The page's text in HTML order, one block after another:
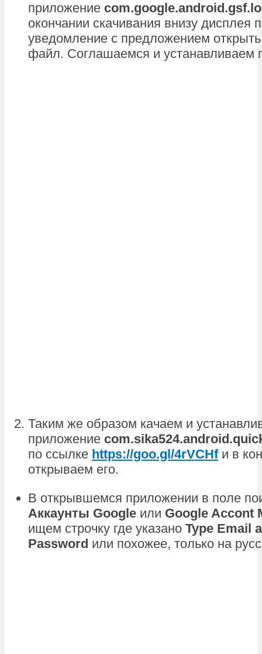
приложение
окончании скачивания внизу дисплея
уведомление с предложением
файл. Соглашаемся и устанавливаем
Таким же образом качаем и
приложение
по ссылке https://goo.gl/4rVCHf и в
открываем его.
В открывшемся приложении в поле
Аккаунты Google или Google Accont
ищем строчку где указано Type Email
Password или похожее, только на